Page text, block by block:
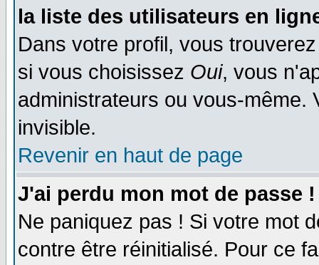
la liste des utilisateurs en
Dans votre profil, vous
si vous choisissez Oui, vous
administrateurs ou vous-même.
invisible.
Revenir en haut de page
J'ai perdu mon mot de passe !
Ne paniquez pas ! Si votre mot
contre être réinitialisé. Pour ce